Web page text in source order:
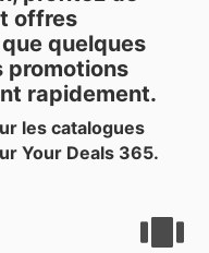
offres
quelques
promotions
rapidement.
les catalogues
Your Deals 365.